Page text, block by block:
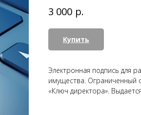
3 000 р.
Купить
Электронная подпись для
имущества. Ограниченный
«Ключ директора».